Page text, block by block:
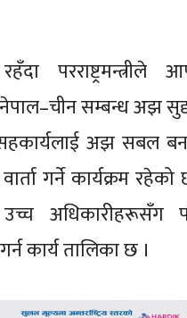
परराष्ट्रमन्त्रीले
सम्बन्ध अझ
अझ सबल
वार्ता गर्ने कार्यक्रम
अधिकारीहरूसँग
कार्य तालिका छ ।